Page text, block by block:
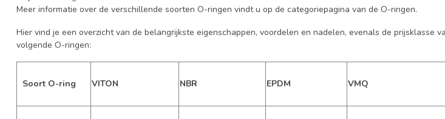
Meer informatie over de verschillende soorten O-ringen vindt u op de categoriepagina van de O-ringen.
Hier vind je een overzicht van de belangrijkste eigenschappen, voordelen en nadelen, evenals de prijsklasse
volgende O-ringen:
Soort O-ring VITON NBR EPDM VMQ